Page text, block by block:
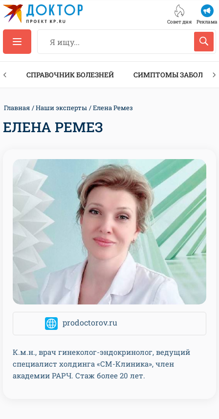
Совет дня Реклама
СПРАВОЧНИК БОЛЕЗНЕЙ СИМПТОМЫ
Главная Наши эксперты Елена Ремез
ЕЛЕНА РЕМЕЗ
prodoctorov.ru
К.м.н., врач гинеколог-эндокринолог, ведущий
специалист холдинга «СМ-Клиника», член
академии РАРЧ. Стаж более 20 лет.